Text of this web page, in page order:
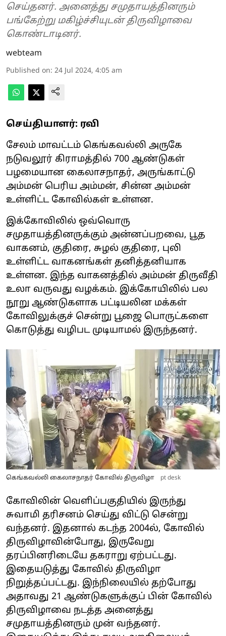
செய்தனர். அனைத்து சமுதாயத்தினரும்
பங்கேற்று மகிழ்ச்சியுடன் திருவிழாவை
கொண்டாடினர்.
webteam
Published on: 24 Jul 2024, 4:05 am
செய்தியாளர்: ரவி
சேலம் மாவட்டம் கெங்கவல்லி அருகே
நடுவலூர் கிராமத்தில் 700 ஆண்டுகள்
பழமையான கைலாசநாதர், அருங்காட்டு
அம்மன் பெரிய அம்மன், சின்ன அம்மன்
உள்ளிட்ட கோவில்கள் உள்ளன.
இக்கோவிலில் ஒவ்வொரு
சமுதாயத்தினருக்கும் அன்னப்பறவை, பூத
வாகனம், குதிரை, சுழல் குதிரை, புலி
உள்ளிட்ட வாகனங்கள் தனித்தனியாக
உள்ளன. இந்த வாகனத்தில் அம்மன் திருவீதி
உலா வருவது வழக்கம். இக்கோயிலில் பல
நூறு ஆண்டுகளாக பட்டியலின மக்கள்
கோவிலுக்குச் சென்று பூஜை பொருட்களை
கொடுத்து வழிபட முடியாமல் இருந்தனர்.
கெங்கவல்லி கைலாசநாதர் கோவில் திருவிழா pt desk
கோவிலின் வெளிப்பகுதியில் இருந்து
சுவாமி தரிசனம் செய்து விட்டு சென்று
வந்தனர். இதனால் கடந்த 2004ல், கோவில்
திருவிழாவின்போது, இருவேறு
தரப்பினரிடையே தகராறு ஏற்பட்டது.
இதையடுத்து கோவில் திருவிழா
நிறுத்தப்பட்டது. இந்நிலையில் தற்போது
அதாவது 21 ஆண்டுகளுக்குப் பின் கோவில்
திருவிழாவை நடத்த அனைத்து
சமுதாயத்தினரும் முன் வந்தனர்.